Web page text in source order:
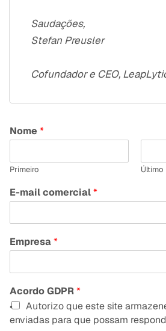
Saudações,
Stefan Preusler
Cofundador e CEO,
Nome *
Primeiro Último
E-mail comercial*
Empresa*
Acordo GDPR*
Autorizo que este site
enviadas para que possam